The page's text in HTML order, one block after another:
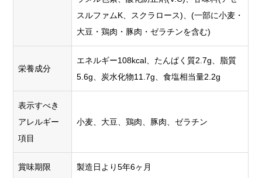
スルファムK、スクラロース)、(一部に小麦・
大豆・鶏肉・豚肉・ゼラチンを含む)
栄養成分
エネルギー108kcal、たんぱく質2.7g、脂質
5.6g、炭水化物11.7g、食塩相当量2.2g
表示すべき
アレルギー
項目
小麦、大豆、鶏肉、豚肉、ゼラチン
賞味期限 製造日より5年6ヶ月